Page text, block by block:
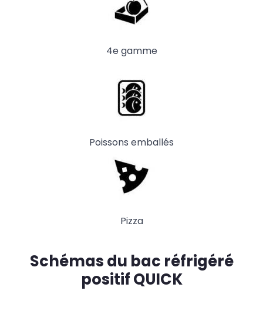
4e gamme
Poissons emballés
Pizza
Schémas du bac réfrigéré
positif QUICK